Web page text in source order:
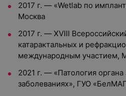
2017 г. — «Wetlab по
Москва
2017 г. — XVIII
катарактальных и
международным участием,
2021 г. — «Патология
заболеваниях», ГУО